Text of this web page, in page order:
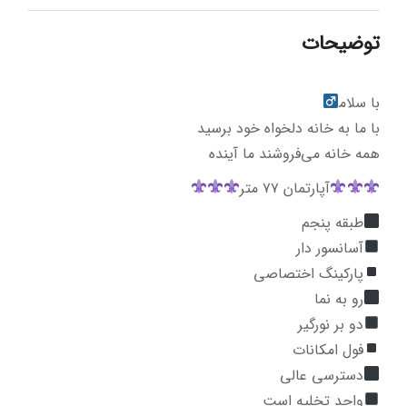
توضیحات
با سلام‍
با ما به خانه دلخواه خود برسید
همه خانه می‌فروشند ما آینده
آپارتمان ۷۷ متر
طبقه پنجم
آسانسور دار
پارکینگ اختصاصی
رو به نما
دو بر نورگیر
فول امکانات
دسترسی عالی
واحد تخلیه است